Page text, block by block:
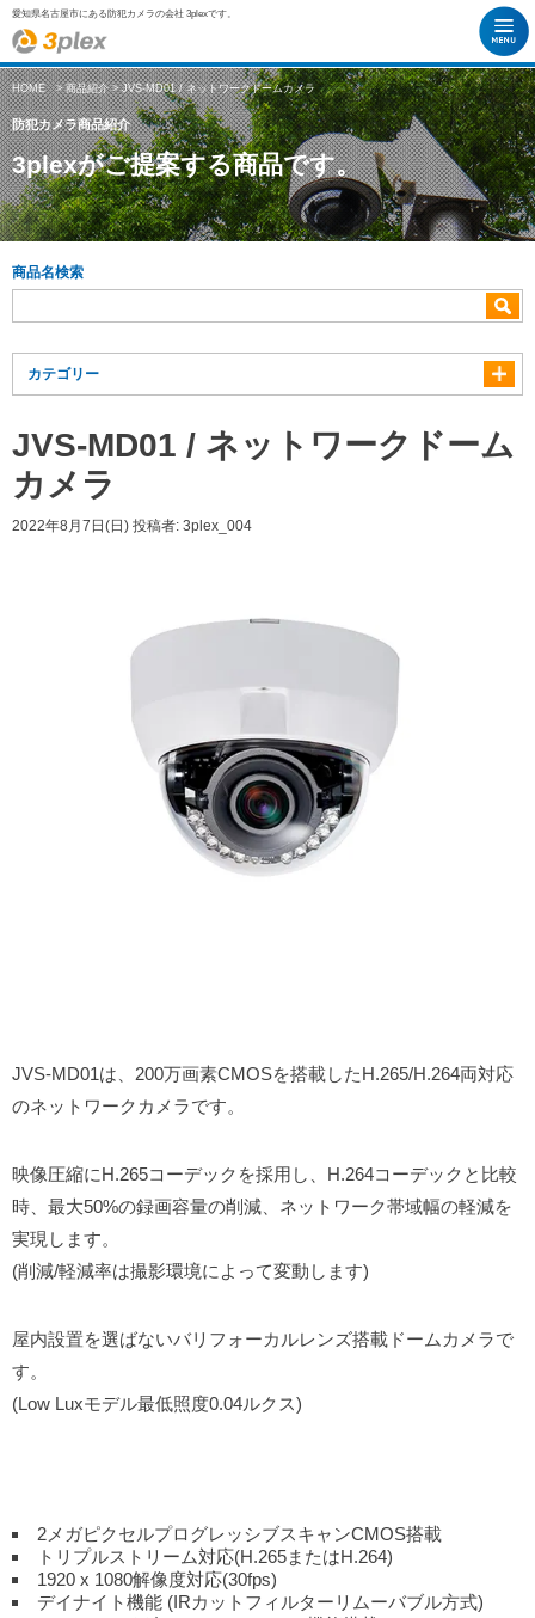
愛知県名古屋市にある防犯カメラの会社 3plexです。
HOME>商品紹介> JVS-MD01 / ネットワークドームカメラ
防犯カメラ商品紹介
3plexがご提案する商品です。
商品名検索
カテゴリー
JVS-MD01 / ネットワークドーム
カメラ
2022年8月7日(日) 投稿者: 3plex_004
JVS-MD01は、200万画素CMOSを搭載したH.265/H.264両対応
のネットワークカメラです。
映像圧縮にH.265コーデックを採用し、H.264コーデックと比較
時、最大50%の録画容量の削減、ネットワーク帯域幅の軽減を
実現します。
(削減/軽減率は撮影環境によって変動します)
屋内設置を選ばないバリフォーカルレンズ搭載ドームカメラで
す。
(Low Luxモデル最低照度0.04ルクス)
2メガピクセルプログレッシブスキャンCMOS搭載
トリプルストリーム対応(H.265またはH.264)
1920 x 1080解像度対応(30fps)
デイナイト機能 (IRカットフィルターリムーバブル方式)